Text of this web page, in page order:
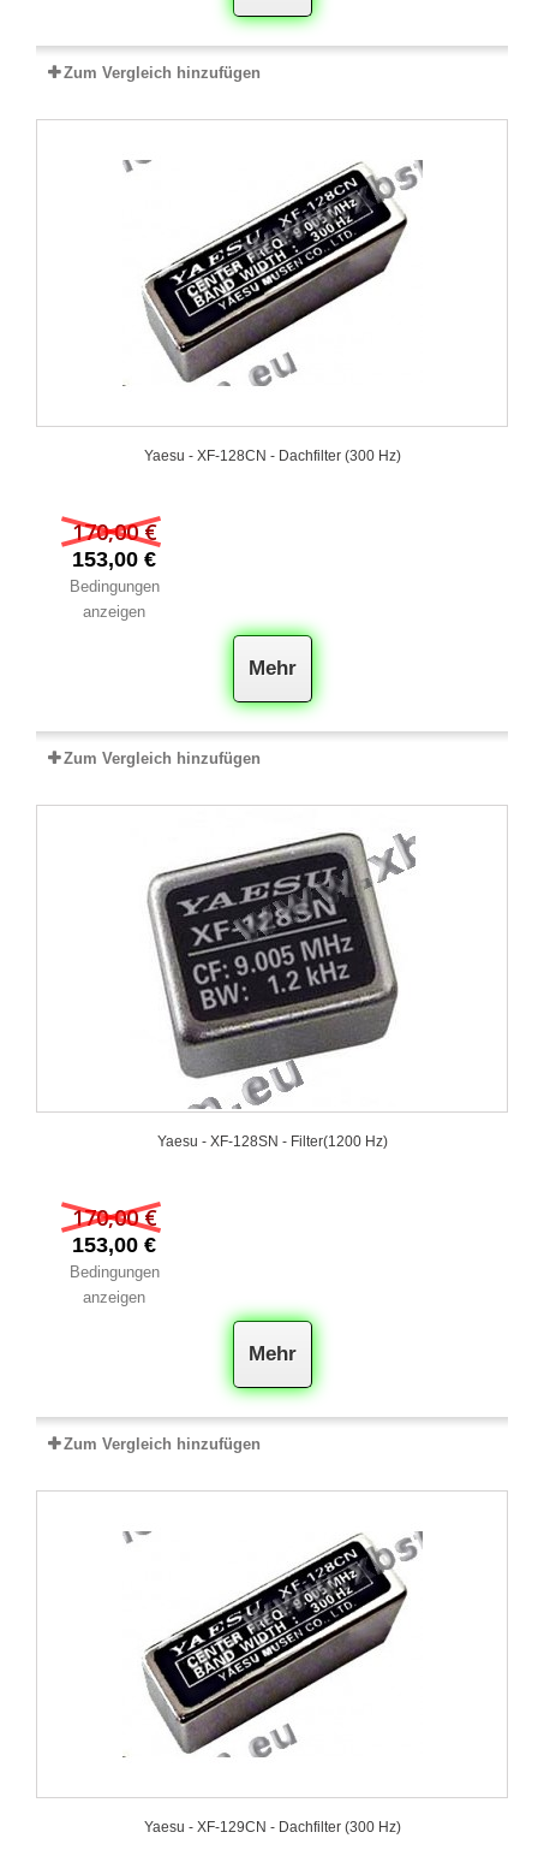
Zum Vergleich hinzufügen
Yaesu - XF‐128CN - Dachfilter (300 Hz)
170,00 €
153,00 €
Bedingungen
anzeigen
Mehr
Zum Vergleich hinzufügen
Yaesu - XF‐128SN - Filter(1200 Hz)
170,00 €
153,00 €
Bedingungen
anzeigen
Mehr
Zum Vergleich hinzufügen
Yaesu - XF‐129CN - Dachfilter (300 Hz)